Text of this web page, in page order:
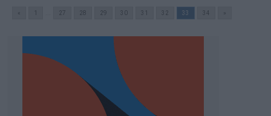
27 28 29 30 31 32 33 34